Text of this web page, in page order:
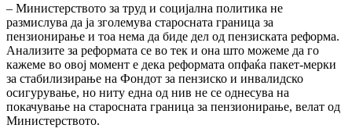
– Министерството за труд и социјална политика не
размислува да ја зголемува старосната граница за
пензионирање и тоа нема да биде дел од пензиската реформа.
Анализите за реформата се во тек и она што можеме да го
кажеме во овој момент е дека реформата опфаќа пакет-мерки
за стабилизирање на Фондот за пензиско и инвалидско
осигурување, но ниту една од нив не се однесува на
покачување на старосната граница за пензионирање, велат од
Министерството.